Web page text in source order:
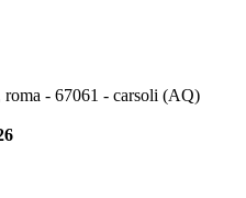
- 67061 - carsoli (AQ)